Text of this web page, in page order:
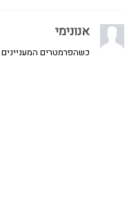
אנונימי
כשהפרמטרים